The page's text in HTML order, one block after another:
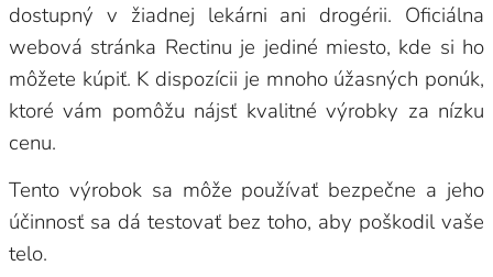
dostupný v žiadnej lekárni ani drogérii. Oficiálna
webová stránka Rectinu je jediné miesto, kde si ho
môžete kúpiť. K dispozícii je mnoho úžasných ponúk,
ktoré vám pomôžu nájsť kvalitné výrobky za nízku
cenu.
Tento výrobok sa môže používať bezpečne a jeho
účinnosť sa dá testovať bez toho, aby poškodil vaše
telo.